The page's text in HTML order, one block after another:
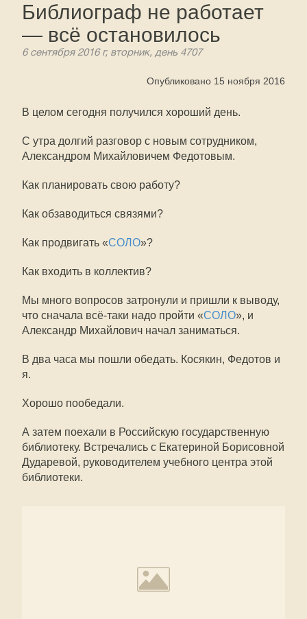
Библиограф не работает
— всё остановилось
6 сентября 2016 г, вторник, день 4707
Опубликовано 15 ноября 2016
В целом сегодня получился хороший день.
С утра долгий разговор с новым сотрудником,
Александром Михайловичем Федотовым.
Как планировать свою работу?
Как обзаводиться связями?
Как продвигать «СОЛО»?
Как входить в коллектив?
Мы много вопросов затронули и пришли к выводу,
что сначала всё-таки надо пройти «СОЛО», и
Александр Михайлович начал заниматься.
В два часа мы пошли обедать. Косякин, Федотов и
я.
Хорошо пообедали.
А затем поехали в Российскую государственную
библиотеку. Встречались с Екатериной Борисовной
Дударевой, руководителем учебного центра этой
библиотеки.